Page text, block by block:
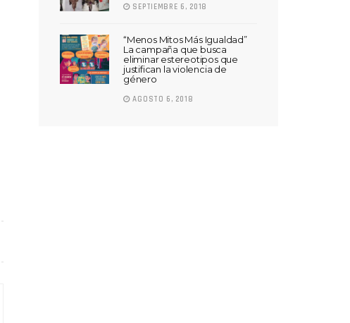
SEPTIEMBRE 6, 2018
“Menos Mitos Más Igualdad”
La campaña que busca
eliminar estereotipos que
justifican la violencia de
género
AGOSTO 6, 2018